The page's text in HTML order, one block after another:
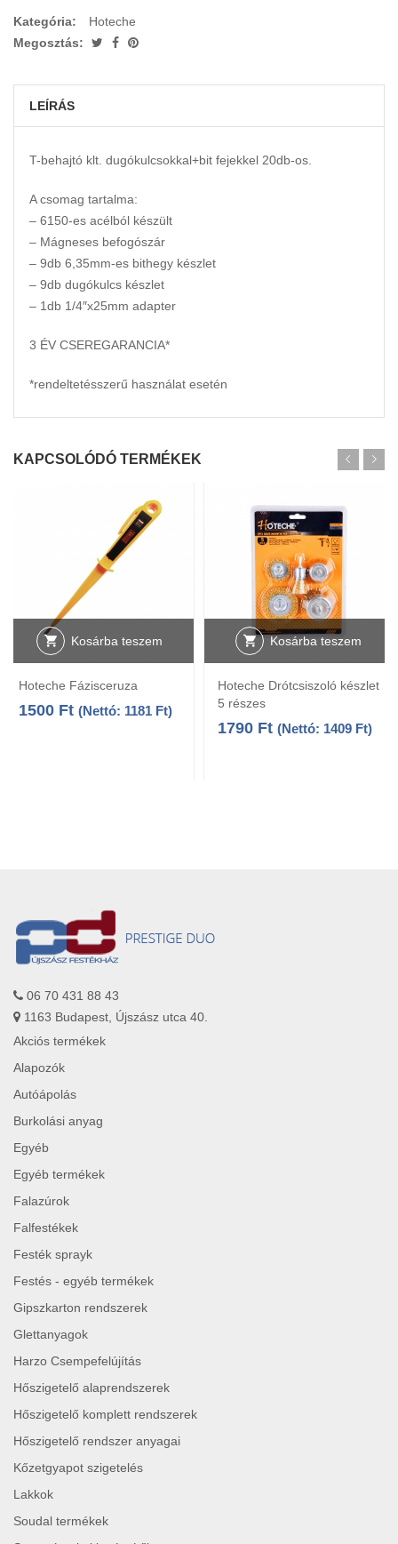
Kategória:
Hoteche
Megosztás:
LEÍRÁS
T-behajtó klt. dugókulcsokkal+bit fejekkel 20db-os.
A csomag tartalma:
– 6150-es acélból készült
– Mágneses befogószár
– 9db 6,35mm-es bithegy készlet
– 9db dugókulcs készlet
– 1db 1/4″x25mm adapter
3 ÉV CSEREGARANCIA*
*rendeltetésszerű használat esetén
KAPCSOLÓDÓ TERMÉKEK
Kosárba teszem
Hoteche Fázisceruza
1500 Ft (Nettó: 1181 Ft)
Kosárba teszem
Hoteche Drótcsiszoló készlet
5 részes
1790 Ft (Nettó: 1409 Ft)
06 70 431 88 43
1163 Budapest, Újszász utca 40.
Akciós termékek
Alapozók
Autóápolás
Burkolási anyag
Egyéb
Egyéb termékek
Falazúrok
Falfestékek
Festék sprayk
Festés - egyéb termékek
Gipszkarton rendszerek
Glettanyagok
Harzo Csempefelújítás
Hőszigetelő alaprendszerek
Hőszigetelő komplett rendszerek
Hőszigetelő rendszer anyagai
Kőzetgyapot szigetelés
Lakkok
Soudal termékek